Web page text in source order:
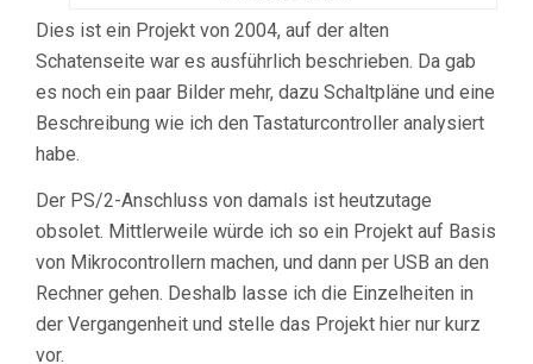
Dies ist ein Projekt von 2004, auf der alten
Schatenseite war es ausführlich beschrieben. Da gab
es noch ein paar Bilder mehr, dazu Schaltpläne und eine
Beschreibung wie ich den Tastaturcontroller analysiert
habe.
Der PS/2-Anschluss von damals ist heutzutage
obsolet. Mittlerweile würde ich so ein Projekt auf Basis
von Mikrocontrollern machen, und dann per USB an den
Rechner gehen. Deshalb lasse ich die Einzelheiten in
der Vergangenheit und stelle das Projekt hier nur kurz
vor.